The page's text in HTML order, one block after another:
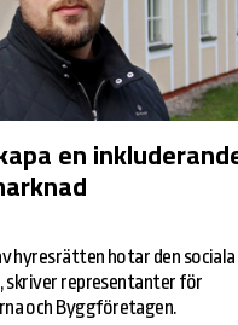
en
hyresrätten hotar den sociala
skriver representanter för
och Byggföretagen.